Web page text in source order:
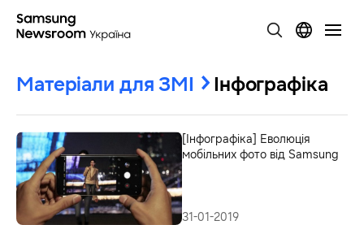
Матеріали для ЗМІ Інфографіка
[Інфографіка] Еволюція
мобільних фото від Samsung
31-01-2019